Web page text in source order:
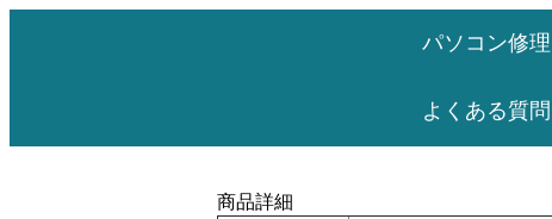
パソコン修理
よくある質問
商品詳細